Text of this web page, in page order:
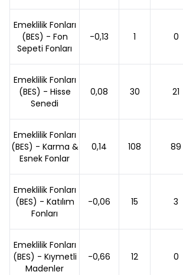
Emeklilik Fonları
(BES) - Fon
Sepeti Fonları
-0,13 1 0
Emeklilik Fonları
(BES) - Hisse
Senedi
0,08 30 21
Emeklilik Fonları
(BES) - Karma &
Esnek Fonlar
0,14 108 89
Emeklilik Fonları
(BES) - Katılım
Fonları
-0,06 15 3
Emeklilik Fonları
(BES) - Kıymetli
Madenler
-0,66 12 0